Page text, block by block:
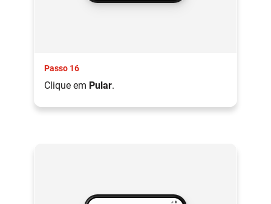
Passo 16
Clique em Pular.